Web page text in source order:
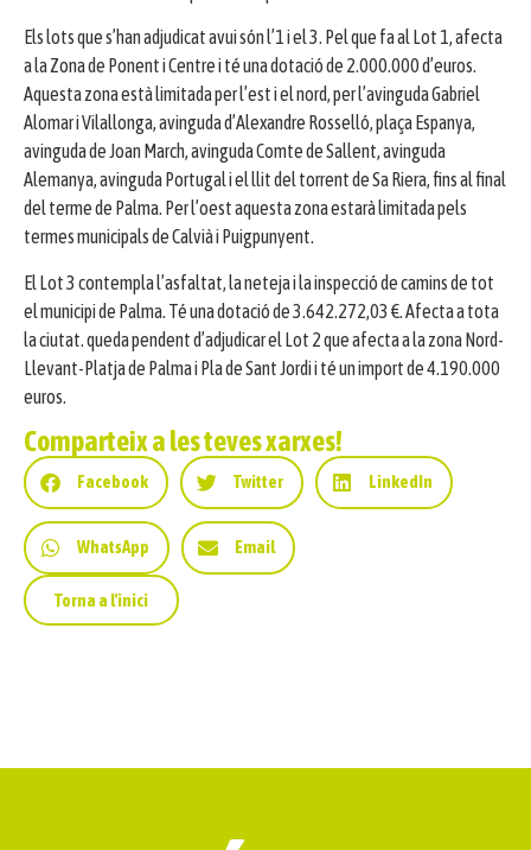
Els lots que s’han adjudicat avui són l’1 i el 3. Pel que fa al Lot 1, afecta
a la Zona de Ponent i Centre i té una dotació de 2.000.000 d’euros.
Aquesta zona està limitada per l’est i el nord, per l’avinguda Gabriel
Alomar i Vilallonga, avinguda d’Alexandre Rosselló, plaça Espanya,
avinguda de Joan March, avinguda Comte de Sallent, avinguda
Alemanya, avinguda Portugal i el llit del torrent de Sa Riera, fins al final
del terme de Palma. Per l’oest aquesta zona estarà limitada pels
termes municipals de Calvià i Puigpunyent.
El Lot 3 contempla l’asfaltat, la neteja i la inspecció de camins de tot
el municipi de Palma. Té una dotació de 3.642.272,03 €. Afecta a tota
la ciutat. queda pendent d’adjudicar el Lot 2 que afecta a la zona Nord-
Llevant-Platja de Palma i Pla de Sant Jordi i té un import de 4.190.000
euros.
Comparteix a les teves xarxes!
Facebook Twitter LinkedIn
WhatsApp Email
Torna a l'inici